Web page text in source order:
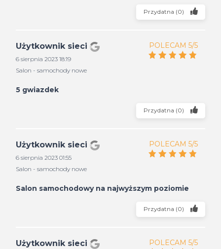
Przydatna (0)
Użytkownik sieci
6 sierpnia 2023 18:19
Salon - samochody nowe
POLECAM 5/5
5 gwiazdek
Przydatna (0)
Użytkownik sieci
6 sierpnia 2023 01:55
Salon - samochody nowe
POLECAM 5/5
Salon samochodowy na najwyższym poziomie
Przydatna (0)
Użytkownik sieci POLECAM 5/5